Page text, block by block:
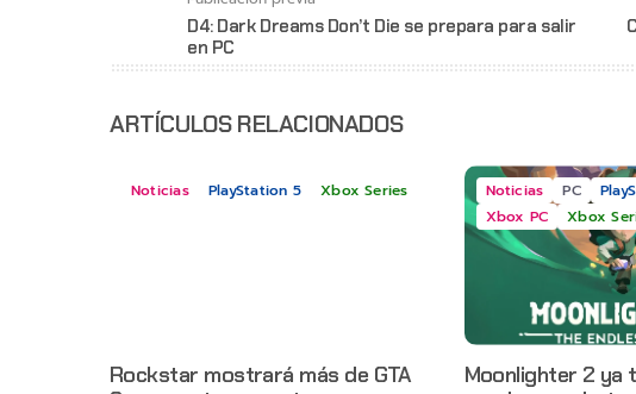
D4: Dark Dreams Don’t Die se prepara para salir
en PC
ARTÍCULOS RELACIONADOS
Noticias PlayStation 5 Xbox Series
Rockstar mostrará más de GTA
Noticias PC
Xbox PC
Xbox
Moonlighter 2 ya